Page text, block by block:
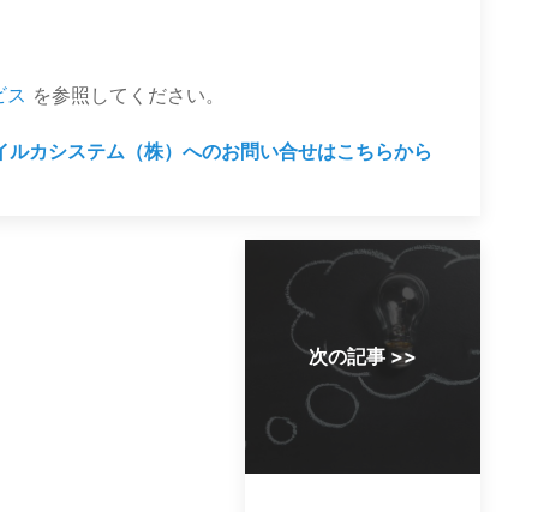
ス を参照してください。
ルカシステム（株）へのお問い合せはこちらから
次の記事 >>